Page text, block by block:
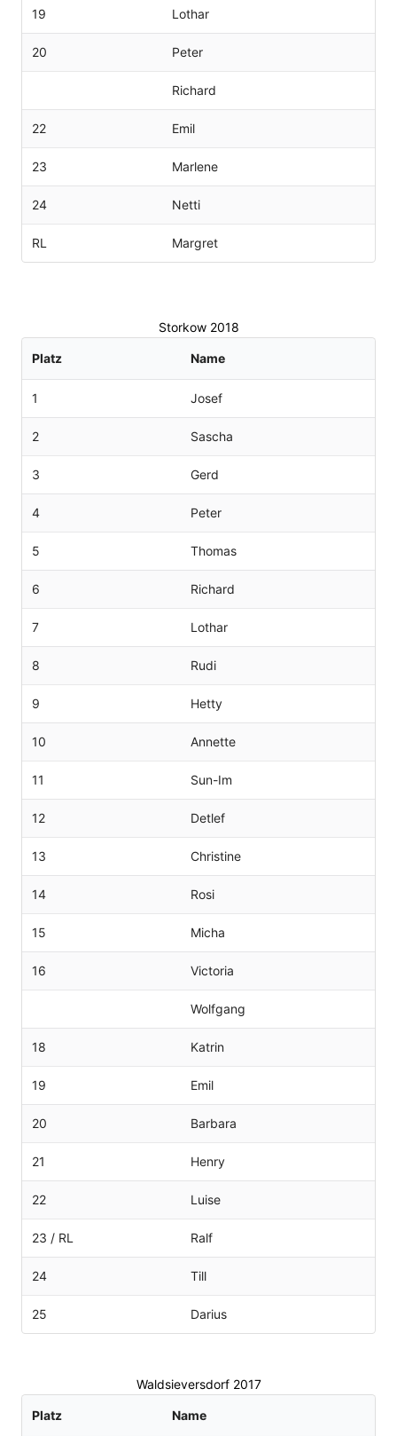
19 Lothar
20 Peter
Richard
22 Emil
23 Marlene
24 Netti
RL Margret
Platz Name
Storkow 2018
1 Josef
2 Sascha
3 Gerd
4 Peter
5 Thomas
6 Richard
7 Lothar
8 Rudi
9 Hetty
10 Annette
11 Sun-Im
12 Detlef
13 Christine
14 Rosi
15 Micha
16 Victoria
Wolfgang
18 Katrin
19 Emil
20 Barbara
21 Henry
22 Luise
23 / RL Ralf
24 Till
25 Darius
Platz Name
Waldsieversdorf 2017